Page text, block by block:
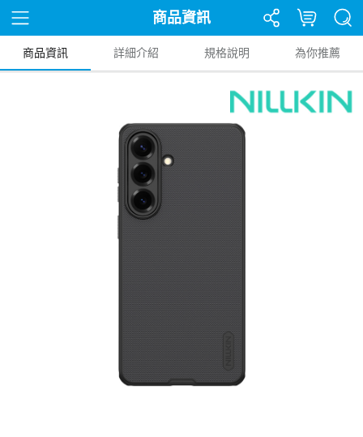
商品資訊
商品資訊 詳細介紹 規格說明 為你推薦